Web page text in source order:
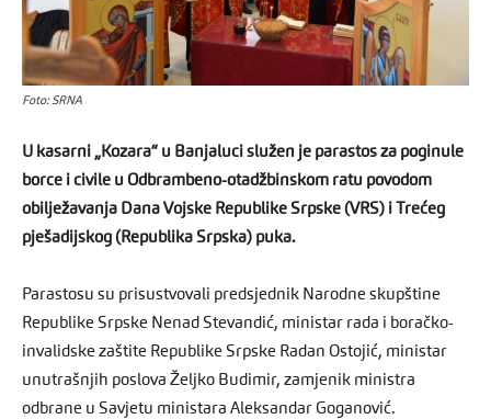
Foto: SRNA
U kasarni „Kozara“ u Banjaluci služen je parastos za poginule
borce i civile u Odbrambeno-otadžbinskom ratu povodom
obilježavanja Dana Vojske Republike Srpske (VRS) i Trećeg
pješadijskog (Republika Srpska) puka.
Parastosu su prisustvovali predsjednik Narodne skupštine
Republike Srpske Nenad Stevandić, ministar rada i boračko-
invalidske zaštite Republike Srpske Radan Ostojić, ministar
unutrašnjih poslova Željko Budimir, zamjenik ministra
odbrane u Savjetu ministara Aleksandar Goganović.